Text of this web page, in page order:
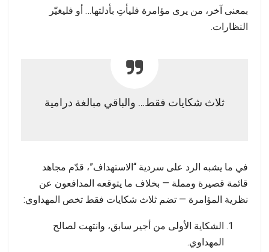
بمعنى آخر، من يرى مؤامرة فليأتِ بأدلتها… أو فليغيّر
النظارات.
ثلاث شكايات فقط… والباقي مبالغة درامية
في ما يشبه الرد على سردية “الاستهداف”، قدّم مجاهد
قائمة قصيرة ومملة — بخلاف ما يتوقعه المدافعون عن
نظرية المؤامرة — تضم ثلاث شكايات فقط تخص المهداوي:
الشكاية الأولى من أجير سابق، وانتهت لصالح
المهداوي.